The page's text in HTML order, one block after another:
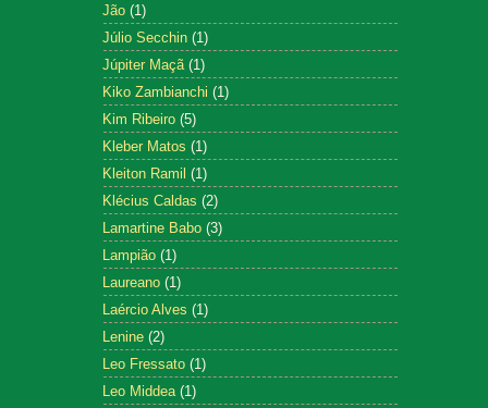
Jão (1)
Júlio Secchin (1)
Júpiter Maçã (1)
Kiko Zambianchi (1)
Kim Ribeiro (5)
Kleber Matos (1)
Kleiton Ramil (1)
Klécius Caldas (2)
Lamartine Babo (3)
Lampião (1)
Laureano (1)
Laércio Alves (1)
Lenine (2)
Leo Fressato (1)
Leo Middea (1)